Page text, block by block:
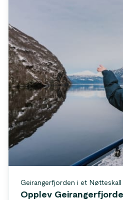
Geirangerfjorden i et Nøtteskall
Opplev